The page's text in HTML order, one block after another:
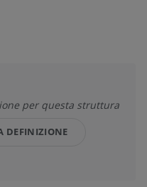
per questa struttura
DEFINIZIONE